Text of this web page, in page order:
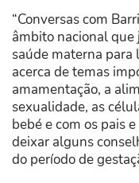
“Conversas com
âmbito nacional que
saúde materna para
acerca de temas
amamentação, a
sexualidade, as
bebé e com os pais
deixar alguns
do período de